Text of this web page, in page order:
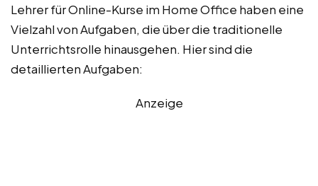
Lehrer für Online-Kurse im Home Office haben eine
Vielzahl von Aufgaben, die über die traditionelle
Unterrichtsrolle hinausgehen. Hier sind die
detaillierten Aufgaben:
Anzeige